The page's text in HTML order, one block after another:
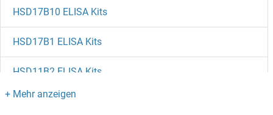
HSD17B10 ELISA Kits
HSD17B1 ELISA Kits
HSD11B2 ELISA Kits
HSD11B1 ELISA Kits